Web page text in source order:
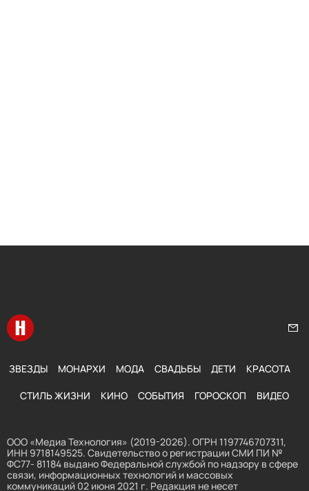
Перейти на главную
ЗВЕЗДЫ МОНАРХИ МОДА СВАДЬБЫ ДЕТИ КРАСОТА
СТИЛЬ ЖИЗНИ КИНО СОБЫТИЯ ГОРОСКОП ВИДЕО
ООО «Медиа Технология» (2019-2026). ОГРН 1197746707311,
ИНН 9718149525. Свидетельство о регистрации СМИ ПИ №
ФС77- 81184 выдано Федеральной службой по надзору в сфере
связи, информационных технологий и массовых
коммуникаций 02 июня 2021 г. Редакция не несет